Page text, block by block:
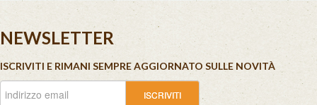
NEWSLETTER
ISCRIVITI E RIMANI SEMPRE AGGIORNATO SULLE NOVITÀ